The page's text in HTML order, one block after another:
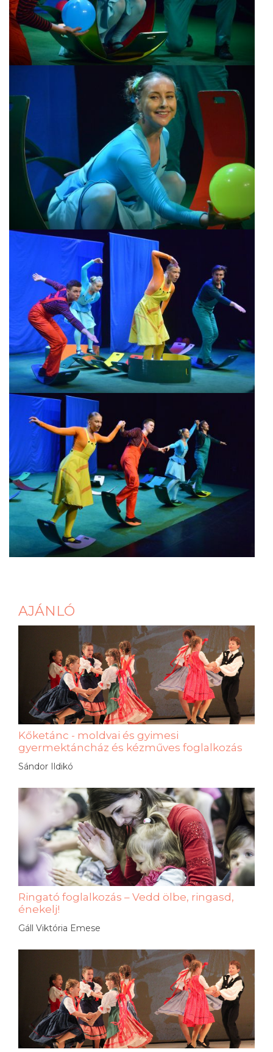
AJÁNLÓ
Kőketánc - moldvai és gyimesi
gyermektáncház és kézműves foglalkozás
Sándor Ildikó
Ringató foglalkozás – Vedd ölbe, ringasd,
énekelj!
Gáll Viktória Emese